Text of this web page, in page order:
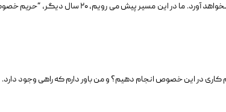
اشتراک بگذارد. و این نسل زمانی را که اطلاعات خصوصی بودند را به یاد نخواهد آورد. ما در این مسیر پیش می رویم، ۲۰
در این خصوص انجام دهیم؟ و من باور دارم که راهی وجود دارد.